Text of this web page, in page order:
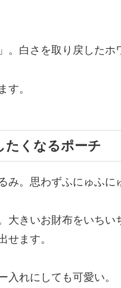
白さを取り戻したホ
す。
たくなるポーチ
。思わずふにゅふに
大きいお財布をいち
せます。
入れにしても可愛い。